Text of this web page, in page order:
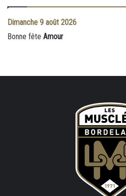
Dimanche 9 août 2026
Bonne fête Amour